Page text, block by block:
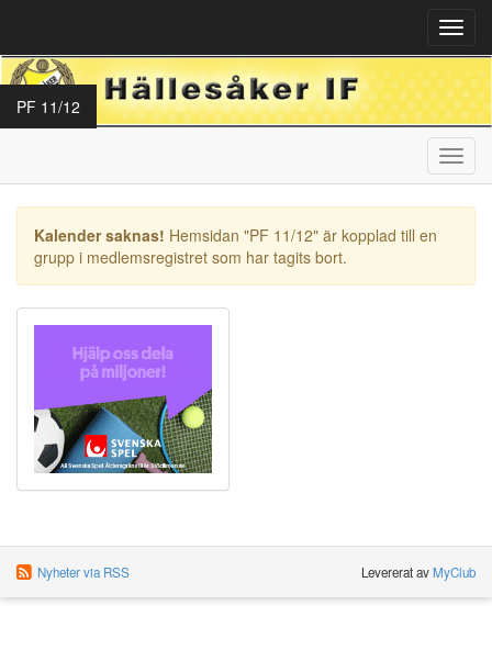
PF 11/12
Kalender saknas! Hemsidan "PF 11/12" är kopplad till en
grupp i medlemsregistret som har tagits bort.
Nyheter via RSS Levererat avMyClub